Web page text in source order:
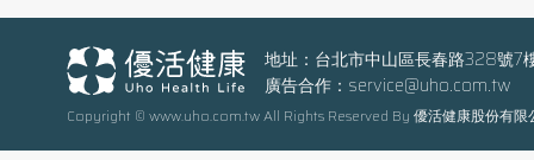
感染、耳毒性藥物或老化等影響而受損，由於
蝸內毛細胞於死亡後不再新生、於是影響聽力
恢復。三總耳鼻喉頭頸外科部王智弘部主任表
示，由於內耳結構的特殊性，使得全身性給藥
地址：台北市中山區長春路328號7
廣告合作： service@uho.com.tw
Copyright © www.uho.com.tw All Rights Reserved By 優活健康股份有限